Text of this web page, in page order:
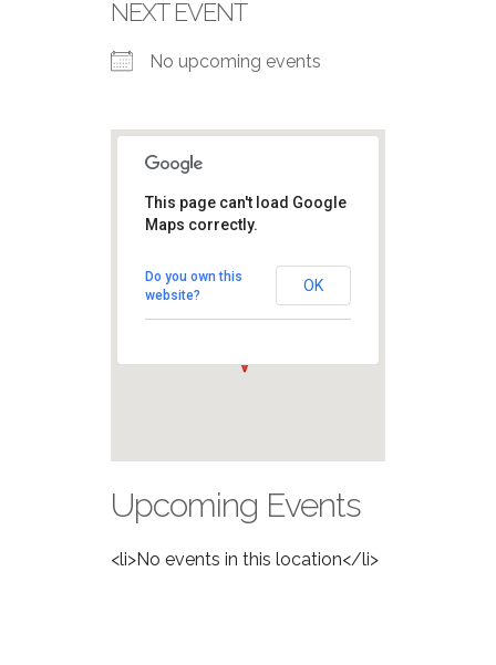
NEXT EVENT
No upcoming events
Campo
XXV
Milano
View Eventi
This page can't load Google
Maps correctly.
Do you own this
website?
OK
Upcoming Events
<li>No events in this location</li>